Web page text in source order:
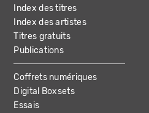
Index des titres
Index des artistes
Titres gratuits
Publications
Coffrets numériques
Digital Boxsets
Essais